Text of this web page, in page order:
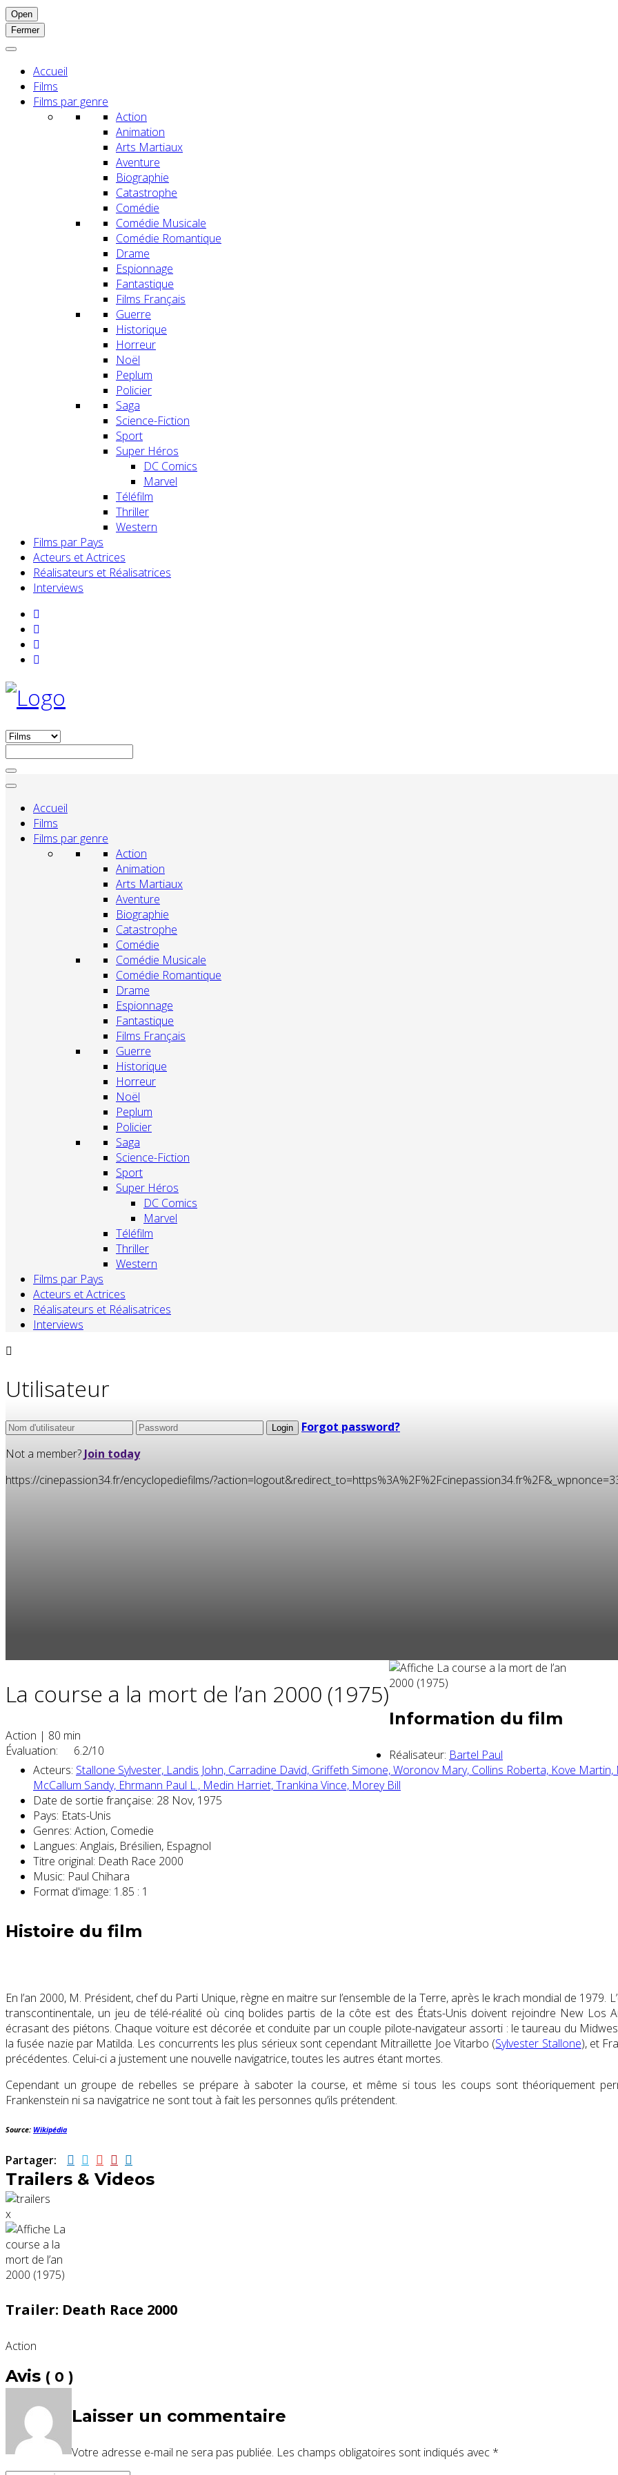
Open
Fermer
Accueil
Films
Films par genre
Action
Animation
Arts Martiaux
Aventure
Biographie
Catastrophe
Comédie
Comédie Musicale
Comédie Romantique
Drame
Espionnage
Fantastique
Films Français
Guerre
Historique
Horreur
Noël
Peplum
Policier
Saga
Science-Fiction
Sport
Super Héros
DC Comics
Marvel
Téléfilm
Thriller
Western
Films par Pays
Acteurs et Actrices
Réalisateurs et Réalisatrices
Interviews
Accueil
Films
Films par genre
Action
Animation
Arts Martiaux
Aventure
Biographie
Catastrophe
Comédie
Comédie Musicale
Comédie Romantique
Drame
Espionnage
Fantastique
Films Français
Guerre
Historique
Horreur
Noël
Peplum
Policier
Saga
Science-Fiction
Sport
Super Héros
DC Comics
Marvel
Téléfilm
Thriller
Western
Films par Pays
Acteurs et Actrices
Réalisateurs et Réalisatrices
Interviews
Utilisateur
Forgot password?
Not a member? Join today
https://cinepassion34.fr/encyclopediefilms/
La course a la mort de l’an 2000 (1975)
Action | 80 min
Évaluation:
6.2/10
Information du film
Réalisateur: Bartel Paul
Acteurs: Stallone Sylvester, Landis John, Carradine David, Griffeth Simone,Woronov Mary, Collins Roberta, Kove Martin,
McCallum Sandy, Ehrmann Paul L., Medin Harriet,Trankina Vince, Morey Bill
Date de sortie française: 28 Nov, 1975
Pays: Etats-Unis
Genres: Action, Comedie
Langues: Anglais, Brésilien, Espagnol
Titre original: Death Race 2000
Music: Paul Chihara
Format d'image: 1.85 : 1
Histoire du film
En l’an 2000, M. Président, chef du Parti Unique, règne en maitre sur l’ensemble de la Terre, après le krach mondial de
transcontinentale, un jeu de télé-réalité où cinq bolides partis de la côte est des États-Unis doivent rejoindre New Los
écrasant des piétons. Chaque voiture est décorée et conduite par un couple pilote-navigateur assorti : le taureau du
la fusée nazie par Matilda. Les concurrents les plus sérieux sont cependant Mitraillette Joe Vitarbo (Sylvester Stallone), et
précédentes. Celui-ci a justement une nouvelle navigatrice, toutes les autres étant mortes.
Cependant un groupe de rebelles se prépare à saboter la course, et même si tous les coups sont théoriquement
Frankenstein ni sa navigatrice ne sont tout à fait les personnes qu’ils prétendent.
Source: Wikipédia
Partager:
Trailers & Videos
x
Trailer: Death Race 2000
Action
Avis ( 0 )
Laisser un commentaire
Votre adresse e-mail ne sera pas publiée. Les champs obligatoires sont indiqués avec *